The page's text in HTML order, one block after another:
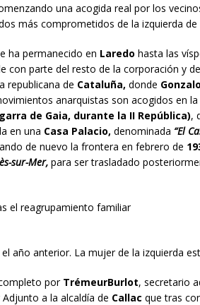
una acogida real por los
más comprometidos de la izquierda de
ha permanecido en Laredo hasta las
con parte del resto de la corporación y
republicana de Cataluña, donde Gonzalo
anarquistas son acogidos en
de Gaia, durante la II República),
en una Casa Palacio, denominada “El
de nuevo la frontera en febrero de
sur-Mer, para ser trasladado
el reagrupamiento familiar
año anterior. La mujer de la izquierda
por TrémeurBurlot, secretario
Adjunto a la alcaldía de Callac que tras